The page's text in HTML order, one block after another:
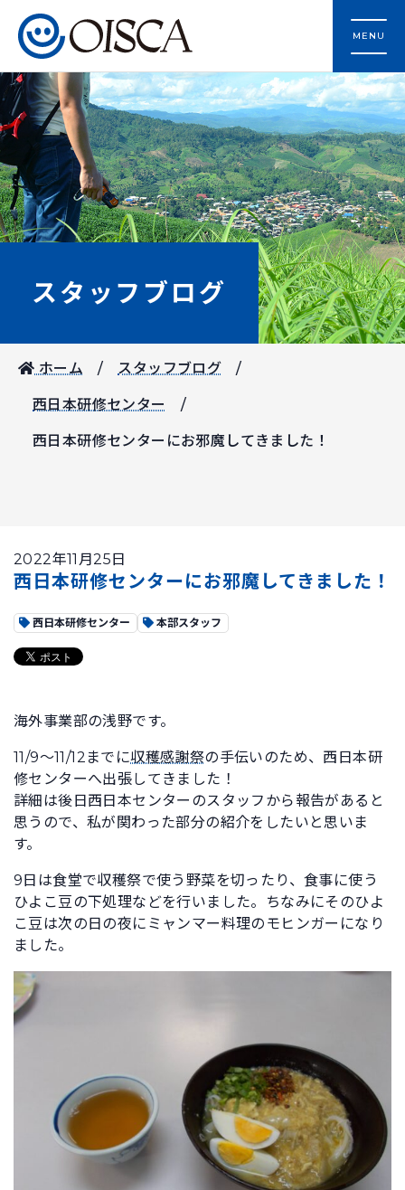
MENU
スタッフブログ
ホーム スタッフブログ
西日本研修センター
西日本研修センターにお邪魔してきました！
2022年11月25日
西日本研修センターにお邪魔してきました！
西日本研修センター 本部スタッフ
海外事業部の浅野です。
11/9～11/12までに収穫感謝祭の手伝いのため、西日本研
修センターへ出張してきました！
詳細は後日西日本センターのスタッフから報告があると
思うので、私が関わった部分の紹介をしたいと思いま
す。
9日は食堂で収穫祭で使う野菜を切ったり、食事に使う
ひよこ豆の下処理などを行いました。ちなみにそのひよ
こ豆は次の日の夜にミャンマー料理のモヒンガーになり
ました。